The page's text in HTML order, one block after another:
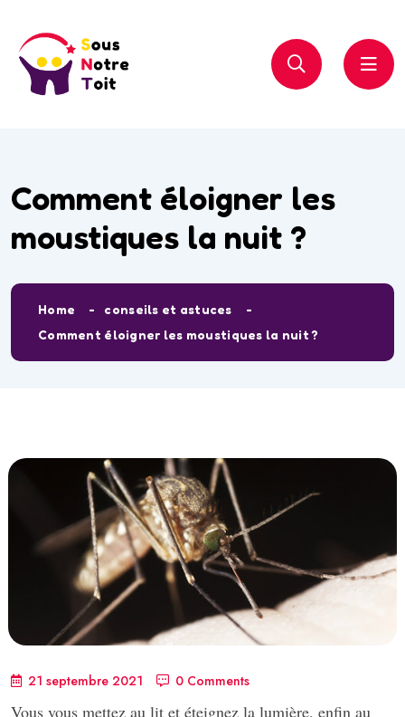
Comment éloigner les
moustiques la nuit ?
Home
conseils et astuces
Comment éloigner les moustiques la nuit ?
21 septembre 2021 0 Comments
Vous vous mettez au lit et éteignez la lumière, enfin au